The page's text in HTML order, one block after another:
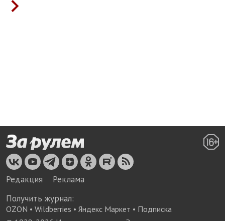
Редакция
Реклама
Получить журнал:
OZON • Wildberries • Яндекс Маркет • Подписка